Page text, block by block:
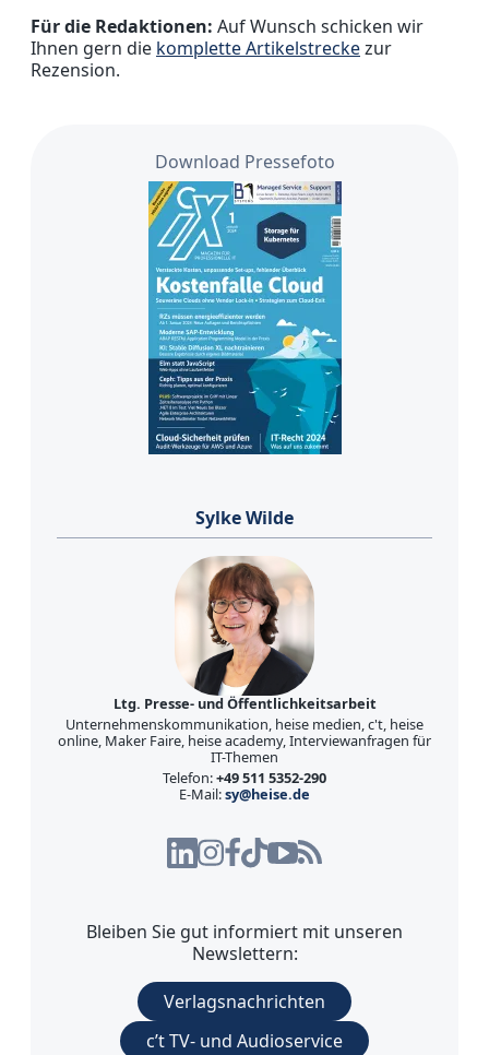
Für die Redaktionen: Auf Wunsch schicken wir
Ihnen gern die komplette Artikelstreckezur
Rezension.
Download Pressefoto
Sylke Wilde
Ltg. Presse- und Öffentlichkeitsarbeit
Unternehmenskommunikation, heise medien, c't, heise
online, Maker Faire, heise academy, Interviewanfragen für
IT-Themen
Telefon:+49 511 5352-290
E-Mail:sy@heise.de
Bleiben Sie gut informiert mit unseren
Newslettern:
Verlagsnachrichten
c’t TV- und Audioservice